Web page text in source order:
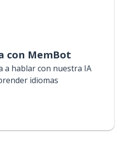
con MemBot
a hablar con nuestra IA
idiomas